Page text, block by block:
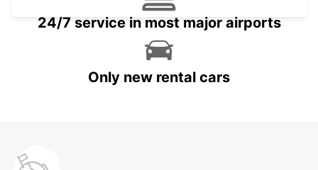
24/7 service in most major airports
Only new rental cars